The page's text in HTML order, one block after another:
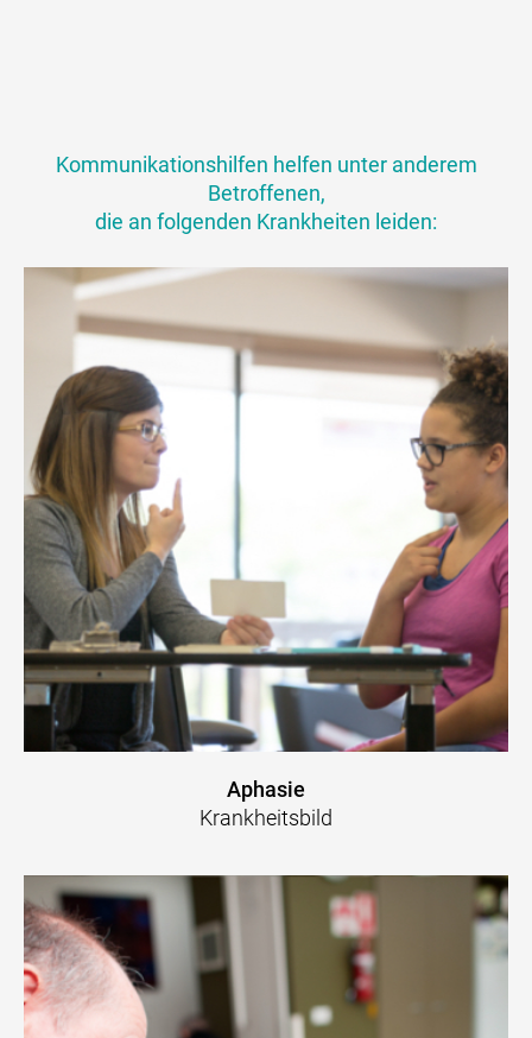
Kommunikationshilfen helfen unter anderem
Betroffenen,
die an folgenden Krankheiten leiden:
Aphasie
Krankheitsbild